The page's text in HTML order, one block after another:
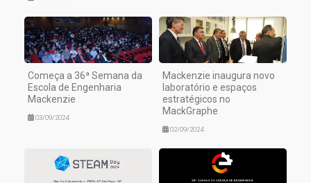
Começa a 36ª Semana da
Escola de Engenharia
Mackenzie
03/09/2024
Mackenzie inaugura novo
laboratório e espaços
estratégicos no
MackGraphe
02/09/2024